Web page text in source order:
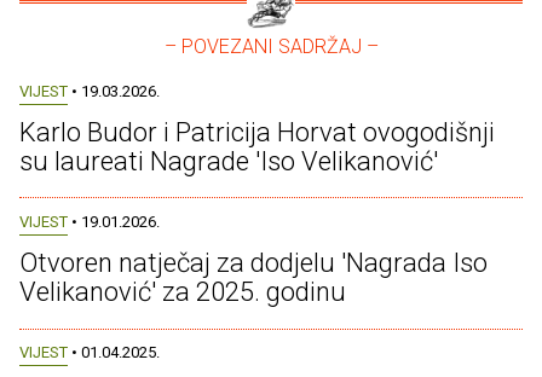
– POVEZANI SADRŽAJ –
VIJEST • 19.03.2026.
Karlo Budor i Patricija Horvat ovogodišnji
su laureati Nagrade 'Iso Velikanović'
VIJEST • 19.01.2026.
Otvoren natječaj za dodjelu 'Nagrada Iso
Velikanović' za 2025. godinu
VIJEST • 01.04.2025.